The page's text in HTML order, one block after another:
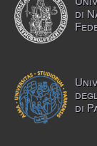
di
di